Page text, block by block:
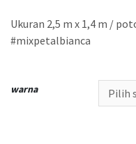
Ukuran 2,5 m x 1,4 m /
#mixpetalbianca
warna